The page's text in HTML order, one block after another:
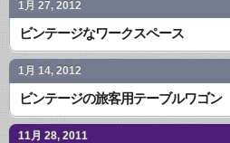
1月 27, 2012
ビンテージなワークスペース
1月 14, 2012
ビンテージの旅客用テーブルワゴン
11月 28, 2011